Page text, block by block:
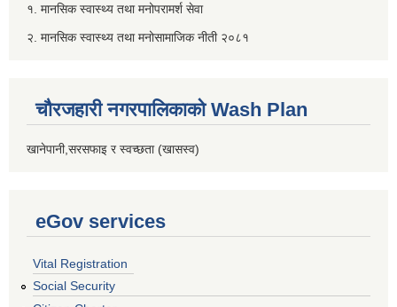
१. मानसिक स्वास्थ्य तथा मनोपरामर्श सेवा
२. मानसिक स्वास्थ्य तथा मनोसामाजिक नीती २०८१
चौरजहारी नगरपालिकाको Wash Plan
खानेपानी,सरसफाइ र स्वच्छता (खासस्व)
eGov services
Vital Registration
Social Security